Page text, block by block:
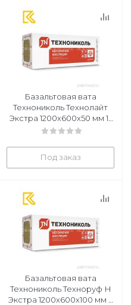
Базальтовая вата
Технониколь Технолайт
Экстра 1200х600х50 мм 12
плит в уп
Под заказ
Базальтовая вата
Технониколь Техноруф Н
Экстра 1200х600х100 мм 3